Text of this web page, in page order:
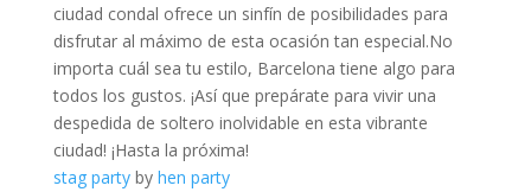
ciudad condal‌ ofrece⁢ un sinfín​ de posibilidades para
disfrutar al máximo de esta ocasión tan especial.No
importa cuál sea tu estilo, Barcelona‌ tiene algo⁣ para
todos los‍ gustos. ⁤¡Así que prepárate para vivir una
despedida de soltero inolvidable en‌ esta vibrante‍
ciudad! ¡Hasta la próxima!
stag partyby hen party